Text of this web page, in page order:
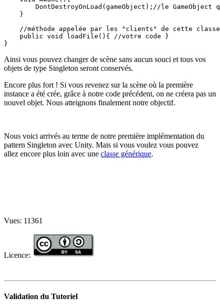
DontDestroyOnLoad(gameObject);//le
}
//méthode appelée par les "clients" de cette
public void loadFile(){ //votre code }
}
Ainsi vous pouvez changer de scène sans aucun souci et tous vos
objets de type Singleton seront conservés.
Encore plus fort ! Si vous revenez sur la scène où la première
instance a été crée, grâce à notre code précédent, on ne créera pas un
nouvel objet. Nous atteignons finalement notre objectif.
Nous voici arrivés au terme de notre première implémentation du
pattern Singleton avec Unity. Mais si vous voulez vous pouvez
allez encore plus loin avec une classe générique.
Vues: 11361
Licence:
Validation du Tutoriel